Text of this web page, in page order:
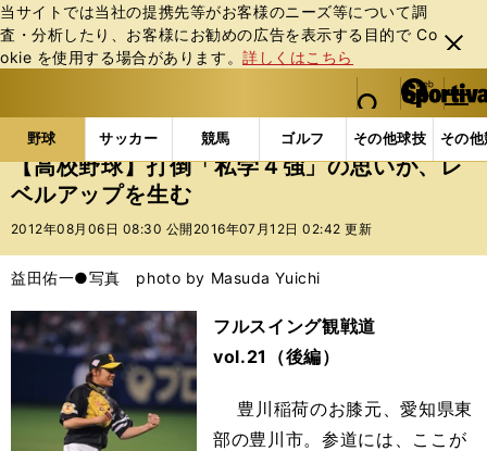
当サイトでは当社の提携先等がお客様のニーズ等について調
査・分析したり、お客様にお勧めの広告を表⽰する⽬的で Co
okie を使⽤する場合があります。詳しくはこちら
閉じ
る
web Sportiva (webスポルティーバ)
検索
マイペ
ー
ジ
メニュ
野球 サッカー 競馬 ゴルフ その他球技 その
b
ス
ポ
ル
バ
野球の記事一覧 高校野球他 【高校野球】打倒「私
【高校野球】打倒「私学４強」の思いが、レ
ベルアップを生む
2012年08月06日 08:30 公開 2016年07月12日 02:42 更新
益田佑一●写真 photo by Masuda Yuichi
フルスイング観戦道
vol.21（後編）
豊川稲荷のお膝元、愛知県東
部の豊川市。参道には、ここが